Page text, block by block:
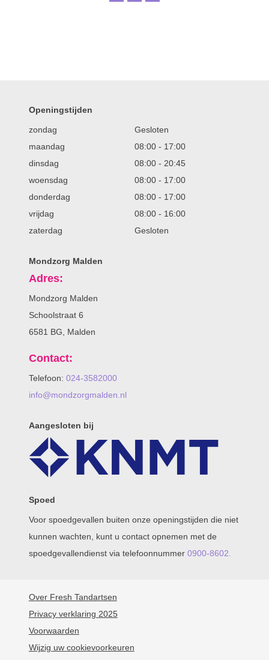
Openingstijden
zondag
Gesloten
maandag
08:00 - 17:00
dinsdag
08:00 - 20:45
woensdag
08:00 - 17:00
donderdag
08:00 - 17:00
vrijdag
08:00 - 16:00
zaterdag
Gesloten
Mondzorg Malden
Adres:
Mondzorg Malden
Schoolstraat 6
6581 BG, Malden
Contact:
Telefoon: 024-3582000
info@mondzorgmalden.nl
Aangesloten bij
Spoed
Voor spoedgevallen buiten onze openingstijden die niet
kunnen wachten, kunt u contact opnemen met de
spoedgevallendienst via telefoonnummer 0900-8602.
Over Fresh Tandartsen
Privacy verklaring 2025
Voorwaarden
Wijzig uw cookievoorkeuren